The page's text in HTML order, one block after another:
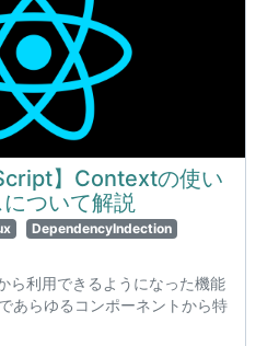
】Contextの使い
ついて解説
DependencyIndection
ら利用できるようになった機能
あらゆるコンポーネントから特